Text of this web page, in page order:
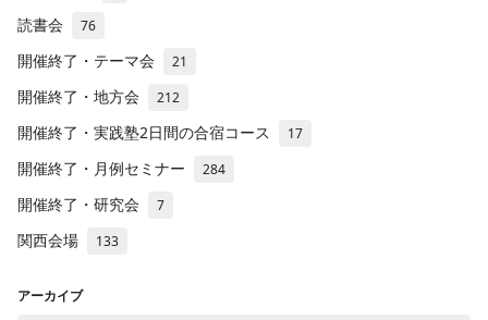
読書会 76
開催終了・テーマ会 21
開催終了・地方会 212
開催終了・実践塾2日間の合宿コース 17
開催終了・月例セミナー 284
開催終了・研究会 7
関西会場 133
アーカイブ